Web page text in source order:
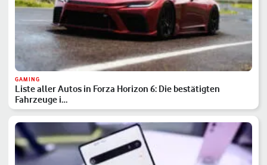
GAMING
Liste aller Autos in Forza Horizon 6: Die bestätigten
Fahrzeuge i…